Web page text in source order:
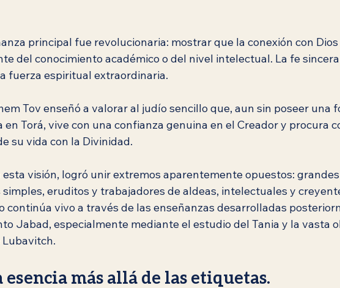
principal fue revolucionaria: mostrar que la conexión con
del conocimiento académico o del nivel intelectual. La fe
fuerza espiritual extraordinaria.
Tov enseñó a valorar al judío sencillo que, aun sin poseer una
en Torá, vive con una confianza genuina en el Creador y procura
su vida con la Divinidad.
esta visión, logró unir extremos aparentemente opuestos:
simples, eruditos y trabajadores de aldeas, intelectuales y
continúa vivo a través de las enseñanzas desarrolladas
Jabad, especialmente mediante el estudio del Tania y la vasta
Lubavitch.
esencia más allá de las etiquetas.